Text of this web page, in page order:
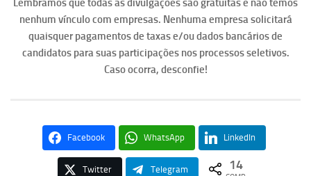
Lembramos que todas as divulgações são gratuitas e não temos
nenhum vínculo com empresas. Nenhuma empresa solicitará
quaisquer pagamentos de taxas e/ou dados bancários de
candidatos para suas participações nos processos seletivos.
Caso ocorra, desconfie!
Facebook WhatsApp LinkedIn
Twitter Telegram 14